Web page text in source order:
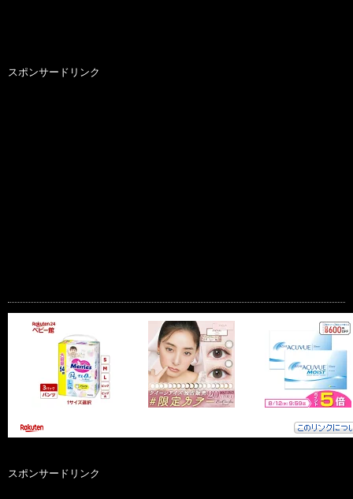
スポンサードリンク
スポンサードリンク